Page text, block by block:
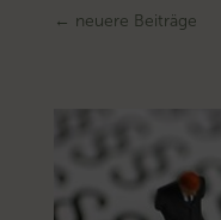
← neuere Beiträge